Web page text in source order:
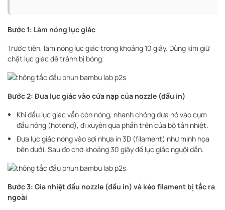
Bước 1: Làm nóng lục giác
Trước tiên, làm nóng lục giác trong khoảng 10 giây. Dùng kìm giữ
chặt lục giác để tránh bị bỏng.
Bước 2: Đưa lục giác vào cửa nạp của nozzle (đầu in)
Khi đầu lục giác vẫn còn nóng, nhanh chóng đưa nó vào cụm
đầu nóng (hotend), đi xuyên qua phần trên của bộ tản nhiệt.
Đưa lục giác nóng vào sợi nhựa in 3D (filament) như minh họa
bên dưới. Sau đó chờ khoảng 30 giây để lục giác nguội dần.
Bước 3: Gia nhiệt đầu nozzle (đầu in) và kéo filament bị tắc ra
ngoài